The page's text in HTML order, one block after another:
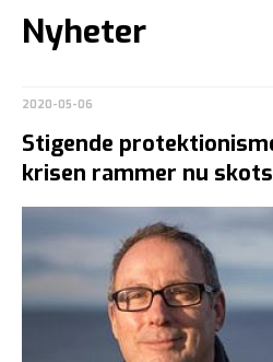
Nyheter
2020-05-06
Stigende
krisen rammer nu